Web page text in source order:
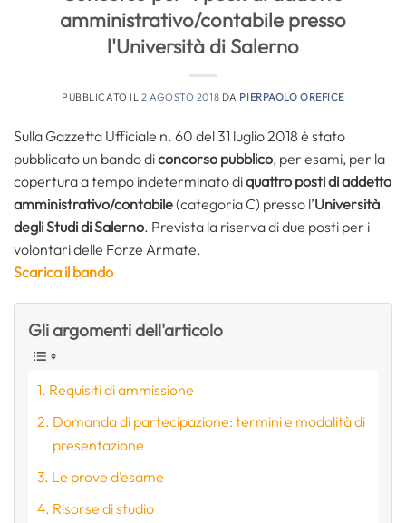
amministrativo/contabile presso
l'Università di Salerno
PUBBLICATO IL 2 AGOSTO 2018 DA PIERPAOLO OREFICE
Sulla Gazzetta Ufficiale n. 60 del 31 luglio 2018 è stato
pubblicato un bando diconcorso pubblico, per esami, per la
copertura a tempo indeterminato diquattro posti di addetto
amministrativo/contabile(categoria C) presso l’Università
degli Studi di Salerno. Prevista la riserva di due posti per i
volontari delle Forze Armate.
Scarica il bando
Gli argomenti dell'articolo
Requisiti di ammissione
Domanda di partecipazione: termini e modalità di
presentazione
Le prove d’esame
Risorse di studio